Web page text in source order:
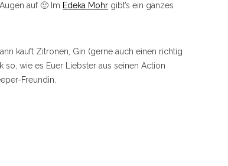
auf 🙂 Im Edeka Mohr gibt’s ein ganzes
kauft Zitronen, Gin (gerne auch einen richtig
wie es Euer Liebster aus seinen Action
Freundin.